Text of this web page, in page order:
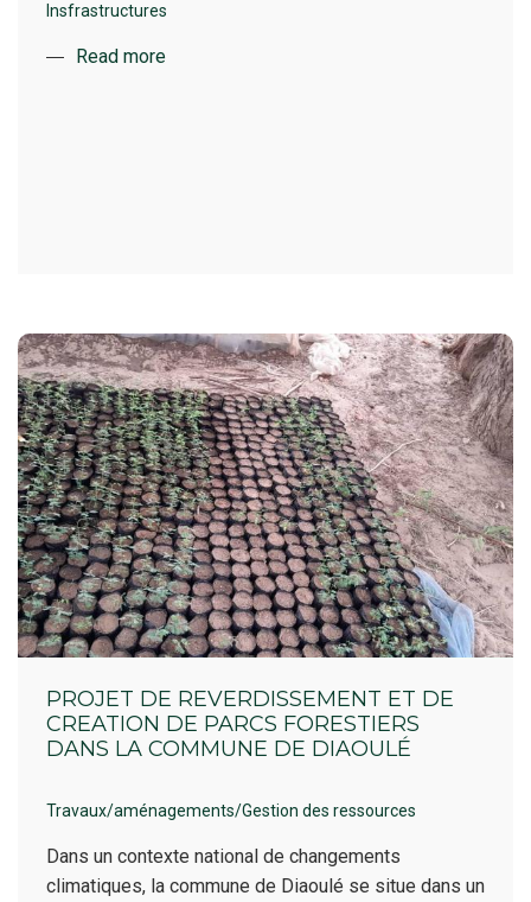
Insfrastructures
Read more
PROJET DE REVERDISSEMENT ET DE
CREATION DE PARCS FORESTIERS
DANS LA COMMUNE DE DIAOULÉ
Travaux/aménagements/Gestion des ressources
Dans un contexte national de changements
climatiques, la commune de Diaoulé se situe dans un